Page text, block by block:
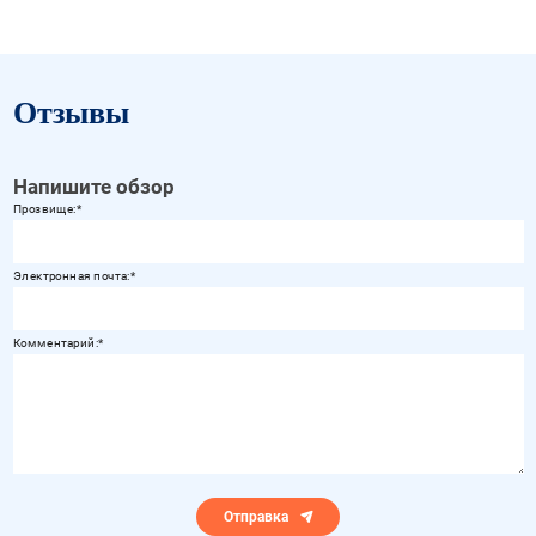
Отзывы
Напишите обзор
Прозвище:
Электронная почта:
Комментарий:
Отправка